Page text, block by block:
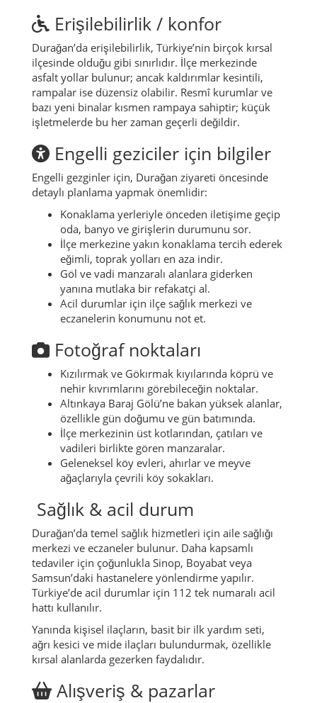
Erişilebilirlik / konfor
Durağan’da erişilebilirlik, Türkiye’nin birçok kırsal
ilçesinde olduğu gibi sınırlıdır. İlçe merkezinde
asfalt yollar bulunur; ancak kaldırımlar kesintili,
rampalar ise düzensiz olabilir. Resmî kurumlar ve
bazı yeni binalar kısmen rampaya sahiptir; küçük
işletmelerde bu her zaman geçerli değildir.
Engelli geziciler için bilgiler
Engelli gezginler için, Durağan ziyareti öncesinde
detaylı planlama yapmak önemlidir:
Konaklama yerleriyle önceden iletişime geçip
oda, banyo ve girişlerin durumunu sor.
İlçe merkezine yakın konaklama tercih ederek
eğimli, toprak yolları en aza indir.
Göl ve vadi manzaralı alanlara giderken
yanına mutlaka bir refakatçi al.
Acil durumlar için ilçe sağlık merkezi ve
eczanelerin konumunu not et.
Fotoğraf noktaları
Kızılırmak ve Gökırmak kıyılarında köprü ve
nehir kıvrımlarını görebileceğin noktalar.
Altınkaya Baraj Gölü’ne bakan yüksek alanlar,
özellikle gün doğumu ve gün batımında.
İlçe merkezinin üst kotlarından, çatıları ve
vadileri birlikte gören manzaralar.
Geleneksel köy evleri, ahırlar ve meyve
ağaçlarıyla çevrili köy sokakları.
Sağlık & acil durum
Durağan’da temel sağlık hizmetleri için aile sağlığı
merkezi ve eczaneler bulunur. Daha kapsamlı
tedaviler için çoğunlukla Sinop, Boyabat veya
Samsun’daki hastanelere yönlendirme yapılır.
Türkiye’de acil durumlar için 112 tek numaralı acil
hattı kullanılır.
Yanında kişisel ilaçların, basit bir ilk yardım seti,
ağrı kesici ve mide ilaçları bulundurmak, özellikle
kırsal alanlarda gezerken faydalıdır.
Alışveriş & pazarlar